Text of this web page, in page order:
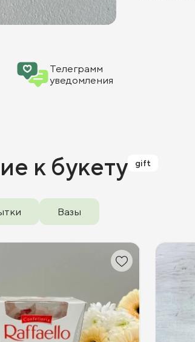
Телеграмм
уведомления
к букету gift
Вазы